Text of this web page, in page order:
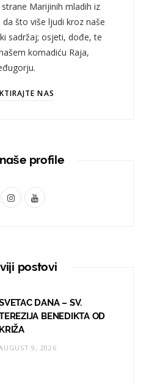
Marijinih mladih iz
što više ljudi kroz naše
sadržaj; osjeti, dođe, te
komadiću Raja,
NAS
profile
I
t
g
r
a
Y
T
b
e
postovi
DANA – SV.
BENEDIKTA OD
KRIŽA
9, 2026